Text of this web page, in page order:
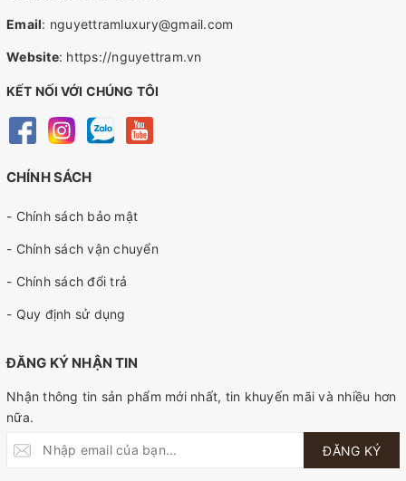
Email: nguyettramluxury@gmail.com
Website: https://nguyettram.vn
KẾT NỐI VỚI CHÚNG TÔI
CHÍNH SÁCH
- Chính sách bảo mật
- Chính sách vận chuyển
- Chính sách đổi trả
- Quy định sử dụng
ĐĂNG KÝ NHẬN TIN
Nhận thông tin sản phẩm mới nhất, tin khuyến mãi và nhiều hơn
nữa.
ĐĂNG KÝ